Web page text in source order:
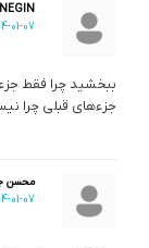
NEGIN
1404-01-07
ببخشید چرا فقط
جزء‌های قبلی چرا
محسن
1404-01-07